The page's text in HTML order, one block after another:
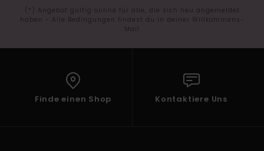
(*) Angebot gültig online für alle, die sich neu angemeldet
haben - Alle Bedingungen findest du in deiner Willkommens-
Mail
Finde einen Shop Kontaktiere Uns